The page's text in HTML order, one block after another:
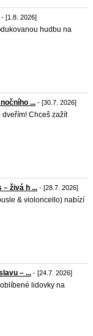
- [1.8. 2026]
dukovanou hudbu na
... - [30.7. 2026]
dveřím! Chceš zažít
– živá h ... - [28.7. 2026]
& violoncello) nabízí
– ... - [24.7. 2026]
lidovky na